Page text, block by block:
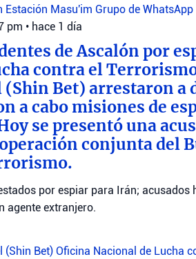
Estación Masu'im Grupo de WhatsApp
pm • hace 1 día
de Ascalón por
contra el
(Shin Bet) arrestaron a
a cabo misiones de
se presentó una
conjunta del
por espiar para Irán;
agente extranjero.
(Shin Bet) Oficina Nacional de Lucha